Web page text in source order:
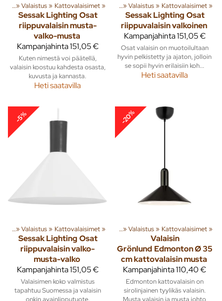
‪»Valaistus‪» Kattovalaisimet‪»
Sessak LightingOsat
riippuvalaisin musta-
valko-musta
Kampanjahinta151,05 €
Kuten nimestä voi päätellä,
valaisin koostuu kahdesta osasta,
kuvusta ja kannasta.
Heti saatavilla
Tuoteryhmiä ja tuotteita‪» Sisusta‪»Valaistus‪» Kattovalaisimet‪»
Sessak LightingOsat
riippuvalaisin valkoinen
Kampanjahinta151,05 €
Osat valaisin on muotoilultaan
hyvin pelkistetty ja ajaton, jolloin
se sopii hyvin erilaisiin koh...
Heti saatavilla
-5%
‪»Valaistus‪» Kattovalaisimet‪»
Sessak LightingOsat
riippuvalaisin valko-
musta-valko
Kampanjahinta151,05 €
Valaisimen koko valmistus
tapahtuu Suomessa ja valaisin
onkin avainlipputuote.
-20%
Tuoteryhmiä ja tuotteita‪» Sisusta‪»Valaistus‪» Kattovalaisimet‪»
Valaisin
Grönlund Edmonton Ø 35
cm kattovalaisin musta
Kampanjahinta110,40 €
Edmonton kattovalaisin on
sirolinjainen tyylikäs valaisin.
Musta valaisin ja musta johto